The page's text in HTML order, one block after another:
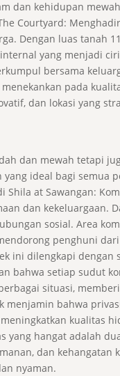
dan kehidupan
Courtyard:
Dengan luas tanah
yang menjadi
bersama
pada
dan lokasi yang
dan mewah tetapi
ideal bagi semua
at Sawangan:
dan kekeluargaan.
sosial. Area
penghuni
ini dilengkapi dengan
bahwa setiap sudut
situasi,
bahwa
kualitas
hangat adalah
dan
nyaman.